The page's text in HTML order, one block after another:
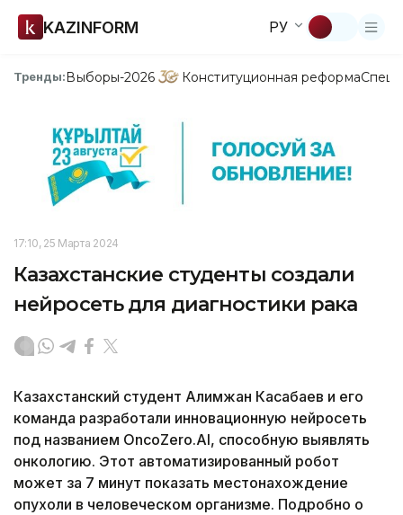
KAZINFORM РУ
Тренды:Выборы-2026 Конституционная реформа
17:10, 25 Марта 2024
Казахстанские студенты создали
нейросеть для диагностики рака
Казахстанский студент Алимжан Касабаев и его
команда разработали инновационную нейросеть
под названием OncoZero.AI, способную выявлять
онкологию. Этот автоматизированный робот
может за 7 минут показать местонахождение
опухоли в человеческом организме. Подробно о